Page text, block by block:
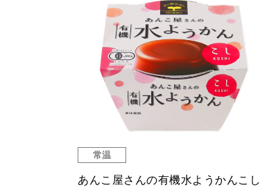
常温
あんこ屋さんの有機水ようかんこし